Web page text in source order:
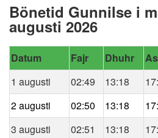
Bönetid Gunnilse i
augusti 2026
Datum Fajr Dhuhr
1 augusti
02:49 13:18
2 augusti
02:50 13:18
3 augusti
02:51 13:18